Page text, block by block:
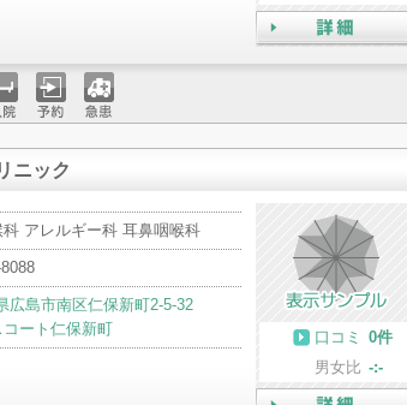
予約 急患
ニック
アレルギー科 耳鼻咽喉科
広島市南区仁保新町2-5-32
コート仁保新町
口コミ
0件
男女比 -:-